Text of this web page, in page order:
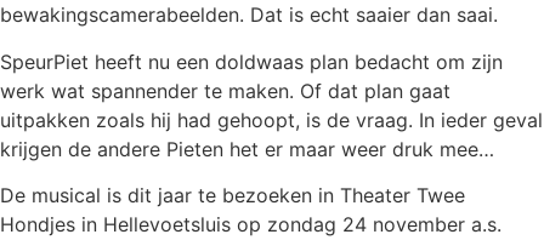
bewakingscamerabeelden. Dat is echt saaier dan saai.
SpeurPiet heeft nu een doldwaas plan bedacht om zijn
werk wat spannender te maken. Of dat plan gaat
uitpakken zoals hij had gehoopt, is de vraag. In ieder geval
krijgen de andere Pieten het er maar weer druk mee…
De musical is dit jaar te bezoeken in Theater Twee
Hondjes in Hellevoetsluis op zondag 24 november a.s.